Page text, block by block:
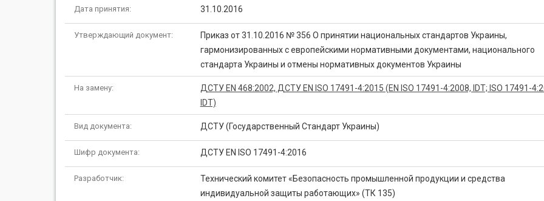
Дата принятия: 31.10.2016
Утверждающий документ:
Приказ от 31.10.2016 № 356 О принятии национальных стандартов Украины,
гармонизированных с европейскими нормативными документами, национального
стандарта Украины и отмены нормативных документов Украины
На замену:
ДСТУ EN 468:2002, ДСТУ EN ISO 17491-4:2015 (EN ISO 17491-4:2008, IDT; ISO 17491-
IDT)
Вид документа: ДСТУ (Государственный Стандарт Украины)
Шифр документа: ДСТУ EN ISO 17491-4:2016
Разработчик:
Технический комитет «Безопасность промышленной продукции и средства
индивидуальной защиты работающих» (ТК 135)